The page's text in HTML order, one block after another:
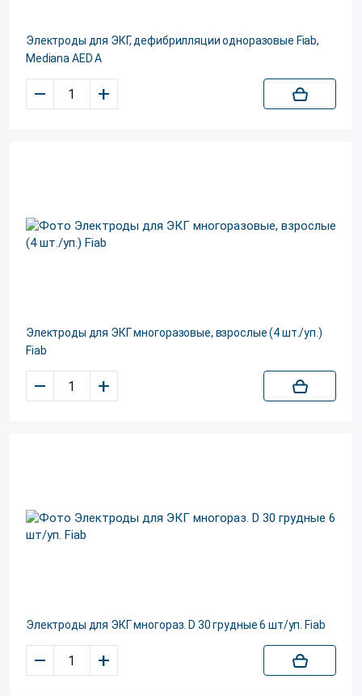
Электроды для ЭКГ, дефибрилляции одноразовые Fiab,
Mediana AED A
– +
Электроды для ЭКГ многоразовые, взрослые (4 шт./уп.)
Fiab
– +
Электроды для ЭКГ многораз. D 30 грудные 6 шт/уп. Fiab
– +